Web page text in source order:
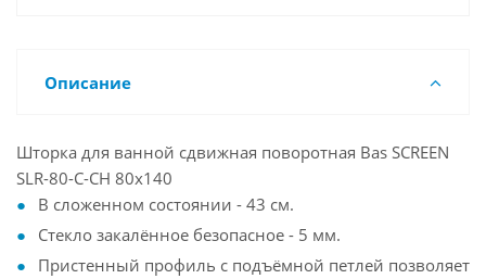
Описание
Шторка для ванной сдвижная поворотная Bas SCREEN
SLR-80-C-CH 80х140
В сложенном состоянии - 43 см.
Стекло закалённое безопасное - 5 мм.
Пристенный профиль с подъёмной петлей позволяет